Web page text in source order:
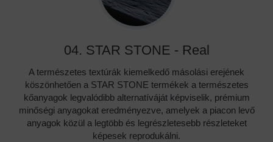
A természetes textúrák kiemelkedő másolási erejének
köszönhetően a STAR STONE termékek a természetes
kőanyagok legvalódibb alternatíváját képviselik, prémium
minőségi anyagokat eredményezve, amelyek a piacon levő
anyagok közül a legtöbb és legrészletesebb részleteket
képesek reprodukálni.